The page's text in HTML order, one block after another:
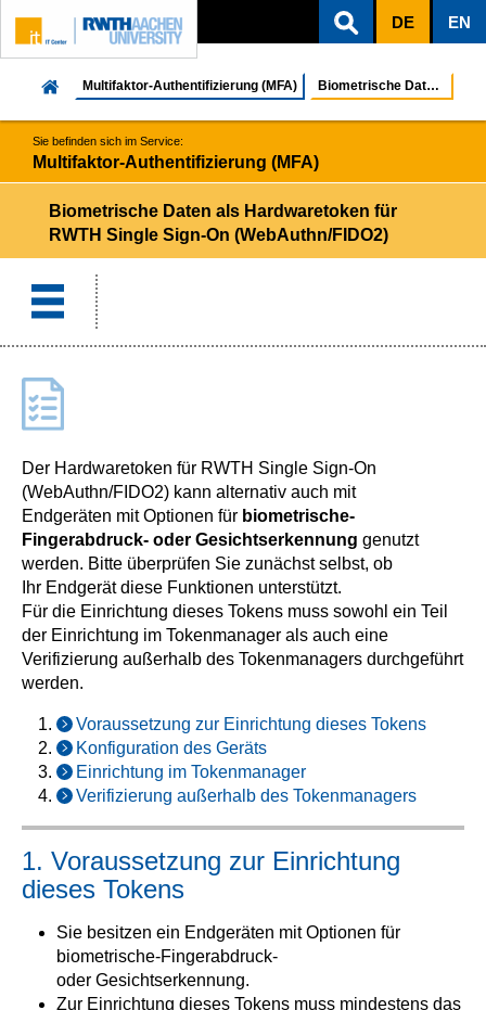
ZUM INHALTSBEREICH
ZUR HAUPTNAVIGATION
ZUR SUCHE
DE EN
Multifaktor-Authentifizierung (MFA) Biometrische Daten als Hardwaretoken
Sie befinden sich im Service:
Multifaktor-Authentifizierung (MFA)
Biometrische Daten als Hardwaretoken für
RWTH Single Sign-On (WebAuthn/FIDO2)
Der Hardwaretoken für RWTH Single Sign-On
(WebAuthn/FIDO2) kann alternativ auch mit
Endgeräten mit Optionen für biometrische-
Fingerabdruck- oder Gesichtserkennung genutzt
werden. Bitte überprüfen Sie zunächst selbst, ob
Ihr Endgerät diese Funktionen unterstützt.
Für die Einrichtung dieses Tokens muss sowohl ein Teil
der Einrichtung im Tokenmanager als auch eine
Verifizierung außerhalb des Tokenmanagers durchgeführt
werden.
Voraussetzung zur Einrichtung dieses Tokens
Konfiguration des Geräts
Einrichtung im Tokenmanager
Verifizierung außerhalb des Tokenmanagers
1. Voraussetzung zur Einrichtung
dieses Tokens
Sie besitzen ein Endgeräten mit Optionen für
biometrische-Fingerabdruck-
oder Gesichtserkennung.
Zur Einrichtung dieses Tokens muss mindestens das